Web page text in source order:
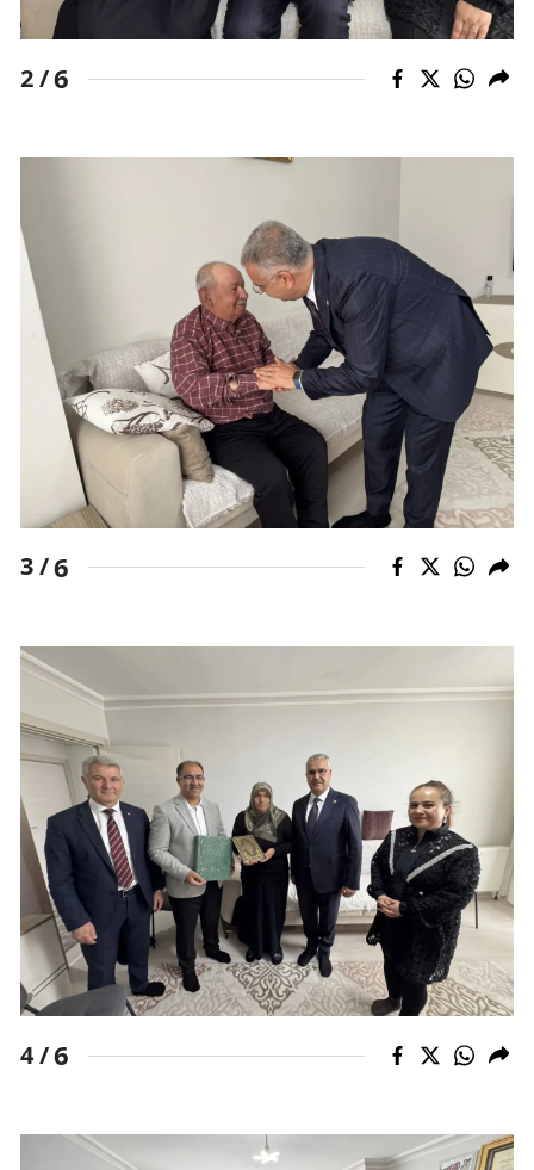
Samsun
Tekirdağ
Tokat
Trabzon
Tunceli
Şanlıurfa
Uşak
Van
Yozgat
Kırıkkale
Batman
Şırnak
Bartın
Ardahan
Iğdır
Karabük
2 /6
3 /6
4 /6